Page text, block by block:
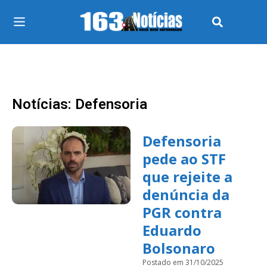
Notícias: Defensoria
Defensoria
pede ao STF
que rejeite a
denúncia da
PGR contra
Eduardo
Bolsonaro
Postado em 31/10/2025